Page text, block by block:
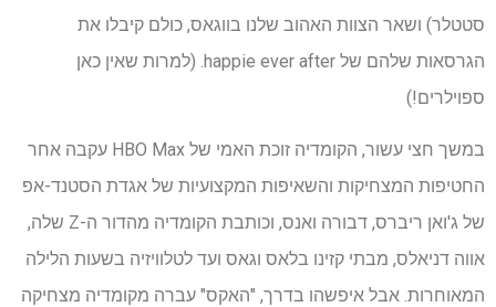
סטטלר) ושאר הצוות האהוב שלנו בווגאס, כולם קיבלו את
הגרסאות שלהם של happie ever after. (למרות שאין כאן
ספוילרים!)
במשך חצי עשור, הקומדיה זוכת האמי של HBO Max עקבה אחר
החטיפות המצחיקות והשאיפות המקצועיות של אגדת הסטנד-אפ
של ג'ואן ריברס, דבורה ואנס, וכותבת הקומדיה מהדור ה-Z שלה,
אווה דניאלס, מבתי קזינו בלאס וגאס ועד לטלוויזיה בשעות הלילה
המאוחרות. אבל איפשהו בדרך, "האקס" עברה מקומדיה מצחיקה